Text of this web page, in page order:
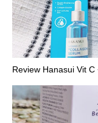
Review Hanasui Vit